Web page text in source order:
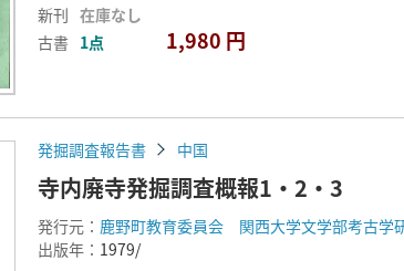
新刊 在庫なし
古書 1点 1,980 円
発掘調査報告書 中国
寺内廃寺発掘調査概報1・2・3
発行元： 鹿野町教育委員会 関西大学文学部考古学
出版年： 1979/